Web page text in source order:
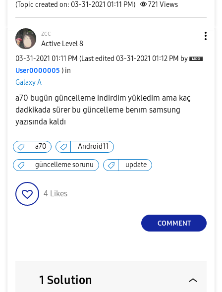
(Topic created on: 03-31-2021 01:11 PM) 721 Views
zcc
Active Level 8
‎03-31-2021 01:11 PM (Last edited ‎03-31-2021 01:12 PM by
User0000005 ) in
Galaxy A
a70 bugün güncelleme indirdim yükledim ama kaç
dadkikada sürer bu güncelleme benım samsung
yazısında kaldı
a70 Android11
güncelleme sorunu update
4 Likes
COMMENT
1 Solution